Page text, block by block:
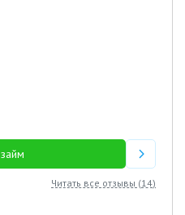
Читать все отзывы (14)